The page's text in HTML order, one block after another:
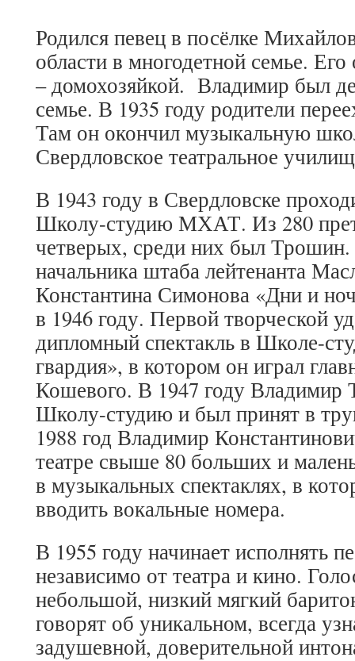
Родился певец в посёлке
области в многодетной семье.
– домохозяйкой. Владимир был
семье. В 1935 году родители
Там он окончил музыкальную
Свердловское театральное
В 1943 году в Свердловске
Школу-студию МХАТ. Из 280
четверых, среди них был
начальника штаба лейтенанта
Константина Симонова «Дни и
в 1946 году. Первой творческой
дипломный спектакль в Школе-
гвардия», в котором он играл
Кошевого. В 1947 году Владимир
Школу-студию и был принят в
1988 год Владимир
театре свыше 80 больших и
в музыкальных спектаклях, в
вводить вокальные номера.
В 1955 году начинает исполнять
независимо от театра и кино.
небольшой, низкий мягкий
говорят об уникальном, всегда
задушевной, доверительной